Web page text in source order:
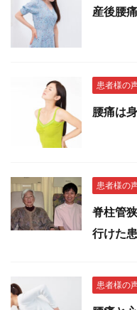
産後腰
患者様の
腰痛は
患者様の
脊柱管
行けた
患者様の